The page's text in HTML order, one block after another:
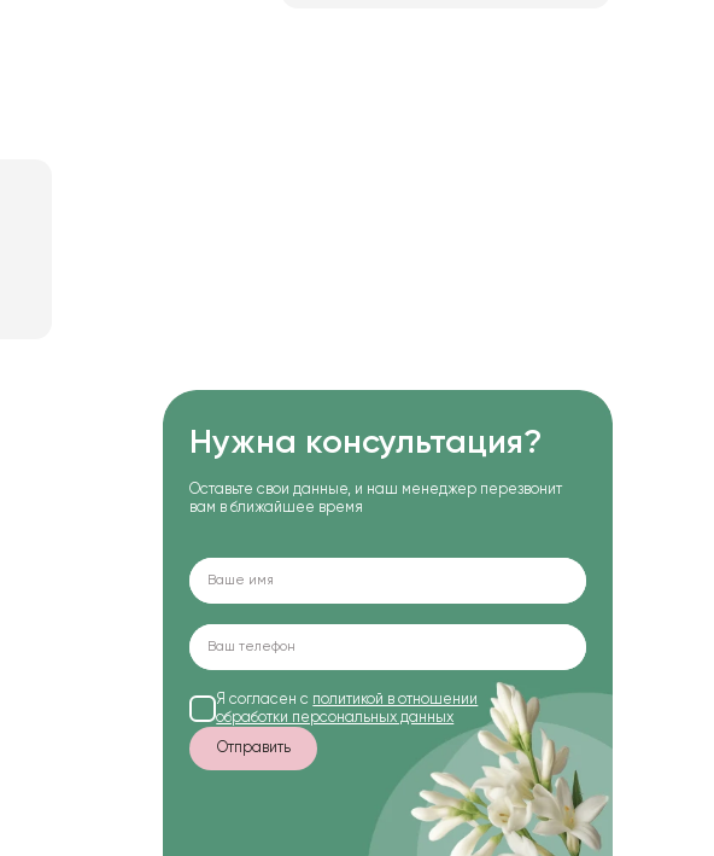
Нужна консультация?
Оставьте свои данные, и наш менеджер перезвонит
вам в ближайшее время
Я согласен с политикой в отношении
обработки персональных данных
Отправить